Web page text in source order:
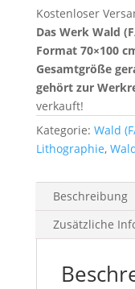
Kostenloser
Das Werk Wald
Format 70×100
Gesamtgröße
gehört zur
verkauft!
Kategorie: Wald
Lithographie,
Beschreibung
Zusätzliche